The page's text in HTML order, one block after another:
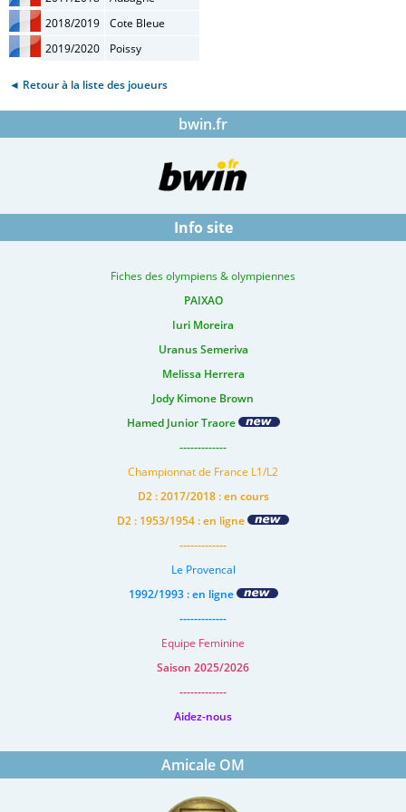
2018/2019
Cote Bleue
2019/2020
Poissy
◄ Retour à la liste des joueurs
bwin.fr
Info site
Fiches des olympiens & olympiennes
PAIXAO
Iuri Moreira
Uranus Semeriva
Melissa Herrera
Jody Kimone Brown
Hamed Junior Traore
-------------
Championnat de France L1/L2
D2 : 2017/2018 : en cours
D2 : 1953/1954 : en ligne
-------------
Le Provencal
1992/1993 : en ligne
-------------
Equipe Feminine
Saison 2025/2026
-------------
Aidez-nous
Amicale OM